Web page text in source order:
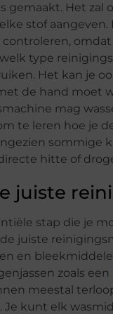
gemaakt. Het zal
stof aangeven.
omdat
type
Het kan je
de hand moet
mag
te leren hoe je
sommige
hitte of
juiste
stap die je
juiste
en
zoals een
meestal
Je kunt elk